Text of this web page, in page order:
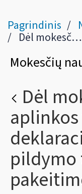
Pagrindinis
Dėl mokesčio už aplinkos teršimą deklaracijų formų ir jų pildymo taisyklių pakeitimo
Mokesčių
Dėl